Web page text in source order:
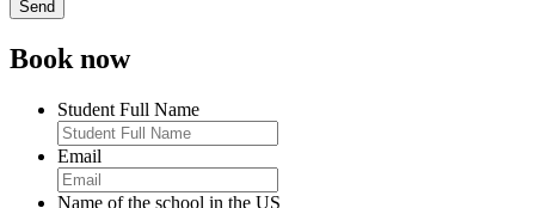
Book now
Student Full Name
Email
Name of the school in the US